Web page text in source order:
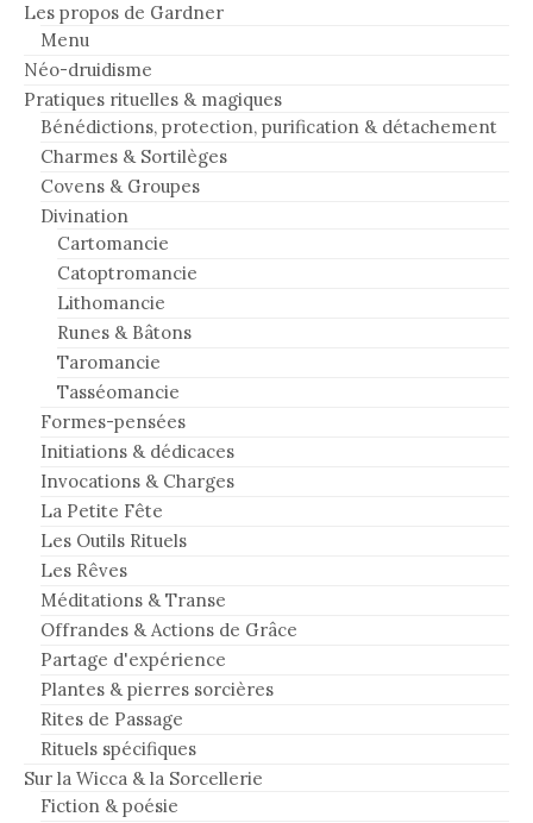
Les propos de Gardner
Menu
Néo-druidisme
Pratiques rituelles & magiques
Bénédictions, protection, purification & détachement
Charmes & Sortilèges
Covens & Groupes
Divination
Cartomancie
Catoptromancie
Lithomancie
Runes & Bâtons
Taromancie
Tasséomancie
Formes-pensées
Initiations & dédicaces
Invocations & Charges
La Petite Fête
Les Outils Rituels
Les Rêves
Méditations & Transe
Offrandes & Actions de Grâce
Partage d'expérience
Plantes & pierres sorcières
Rites de Passage
Rituels spécifiques
Sur la Wicca & la Sorcellerie
Fiction & poésie